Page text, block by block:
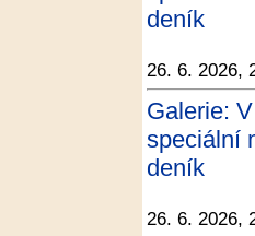
deník
26. 6. 2026,
Galerie:
speciální
deník
26. 6. 2026,